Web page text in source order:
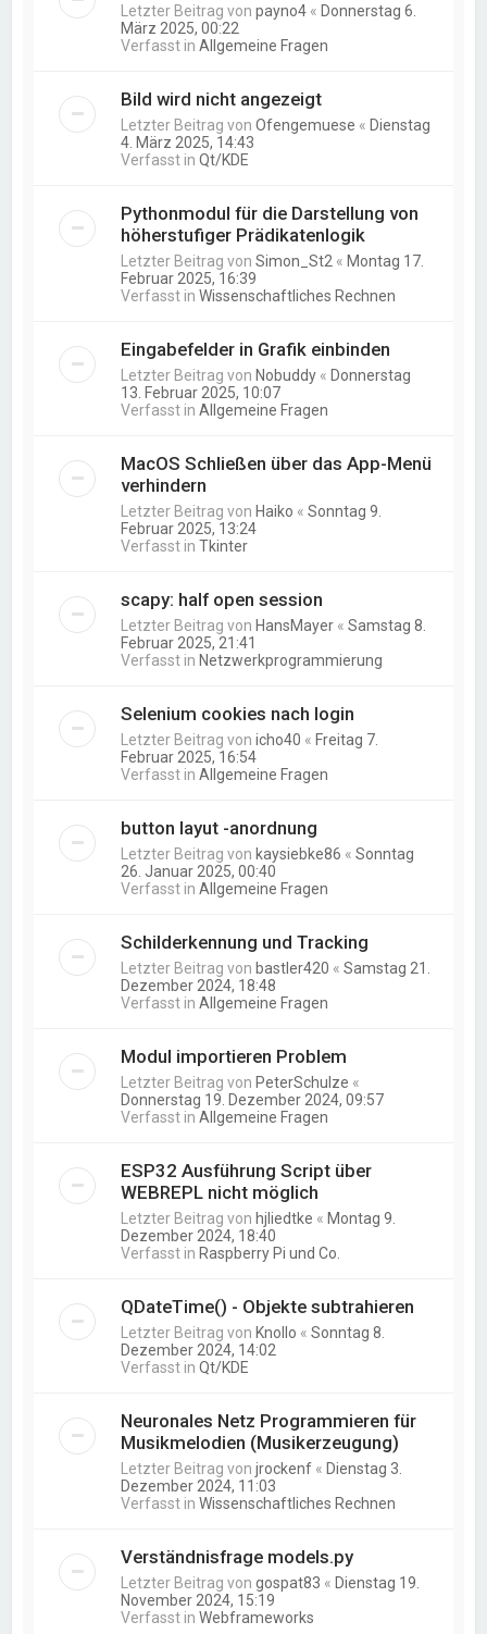
Letzter Beitrag vonpayno4 « Donnerstag 6.
März 2025, 00:22
Verfasst inAllgemeine Fragen
Bild wird nicht angezeigt
Letzter Beitrag vonOfengemuese « Dienstag
4. März 2025, 14:43
Verfasst inQt/KDE
Pythonmodul für die Darstellung von
höherstufiger Prädikatenlogik
Letzter Beitrag vonSimon_St2 « Montag 17.
Februar 2025, 16:39
Verfasst inWissenschaftliches Rechnen
Eingabefelder in Grafik einbinden
Letzter Beitrag von Nobuddy « Donnerstag
13. Februar 2025, 10:07
Verfasst inAllgemeine Fragen
MacOS Schließen über das App-Menü
verhindern
Letzter Beitrag von Haiko «Sonntag 9.
Februar 2025, 13:24
Verfasst inTkinter
scapy: half open session
Letzter Beitrag von HansMayer «Samstag 8.
Februar 2025, 21:41
Verfasst in Netzwerkprogrammierung
Selenium cookies nach login
Letzter Beitrag vonicho40 « Freitag 7.
Februar 2025, 16:54
Verfasst inAllgemeine Fragen
button layut -anordnung
Letzter Beitrag von kaysiebke86 «Sonntag
26. Januar 2025, 00:40
Verfasst inAllgemeine Fragen
Schilderkennung und Tracking
Letzter Beitrag von bastler420 «Samstag 21.
Dezember 2024, 18:48
Verfasst inAllgemeine Fragen
Modul importieren Problem
Letzter Beitrag von PeterSchulze «
Donnerstag 19. Dezember 2024, 09:57
Verfasst inAllgemeine Fragen
ESP32 Ausführung Script über
WEBREPL nicht möglich
Letzter Beitrag von hjliedtke « Montag 9.
Dezember 2024, 18:40
Verfasst in Raspberry Pi und Co.
QDateTime() - Objekte subtrahieren
Letzter Beitrag von Knollo «Sonntag 8.
Dezember 2024, 14:02
Verfasst inQt/KDE
Neuronales Netz Programmieren für
Musikmelodien (Musikerzeugung)
Letzter Beitrag vonjrockenf « Dienstag 3.
Dezember 2024, 11:03
Verfasst inWissenschaftliches Rechnen
Verständnisfrage models.py
Letzter Beitrag vongospat83 « Dienstag 19.
November 2024, 15:19
Verfasst inWebframeworks